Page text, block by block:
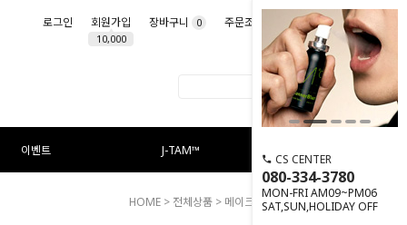
로그인 회원가입
10,000
장바구니 0 주문조회 마이페이지
이벤트 J-TAM™
CS CENTER
080-334-3780
MON-FRI AM09~PM06
SAT,SUN,HOLIDAY OFF
HOME > 전체상품 > 메이크업> 맨즈 비비 크림